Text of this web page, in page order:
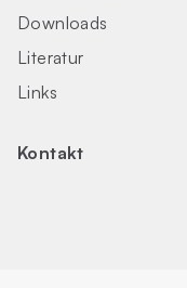
Downloads
Literatur
Links
Kontakt